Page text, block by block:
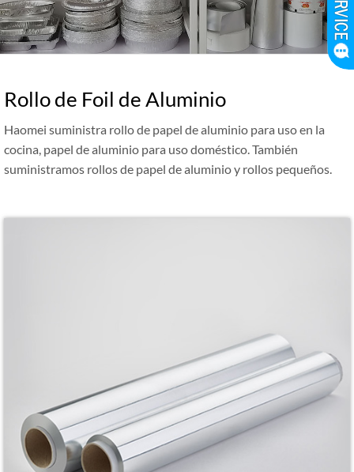
Rollo de Foil de Aluminio
Haomei suministra rollo de papel de aluminio para uso en la
cocina, papel de aluminio para uso doméstico. También
suministramos rollos de papel de aluminio y rollos pequeños.